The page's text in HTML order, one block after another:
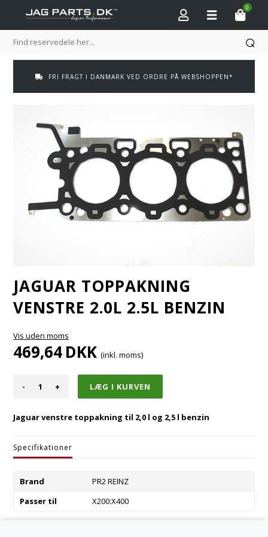
0
FRI FRAGT I DANMARK VED ORDRE PÅ WEBSHOPPEN*
JAGUAR TOPPAKNING
VENSTRE 2.0L 2.5L BENZIN
Vis uden moms
469,64DKK (inkl. moms)
- +
Jaguar venstre toppakning til 2,0 l og 2,5 l benzin
Specifikationer
Brand
PR2 REINZ
Passer til
X200:X400